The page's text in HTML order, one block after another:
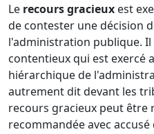
Le recours gracieux est
de contester une décision
l'administration publique.
contentieux qui est exercé
hiérarchique de
autrement dit devant les
recours gracieux peut être
recommandée avec